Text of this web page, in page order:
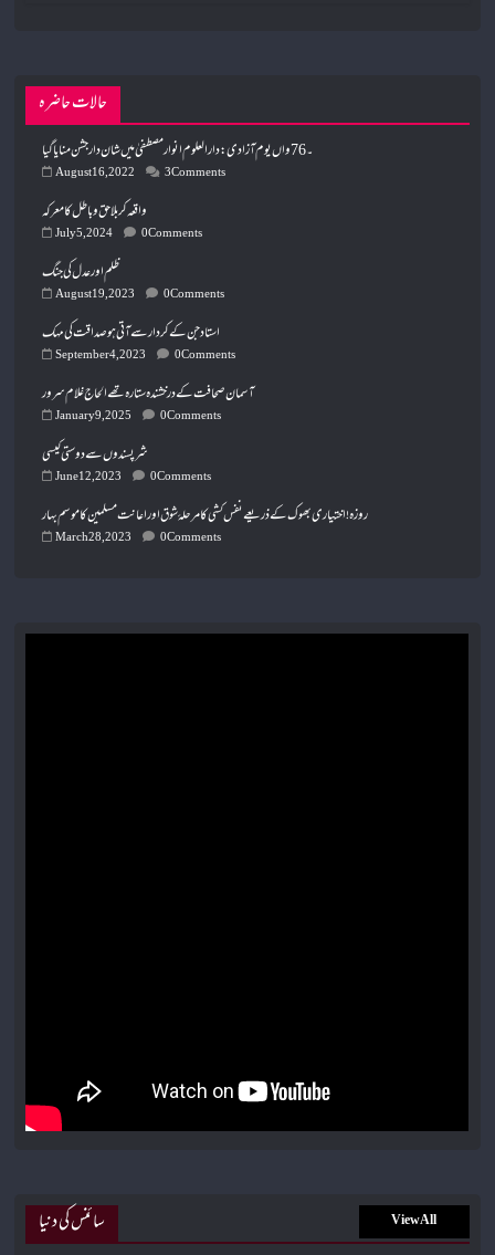
حالات حاضرہ
۔76 واں یوم آزادی: دارالعلوم انوارمصطفیٰ میں شان دار جشن منایا گیا
August 16, 2022 3 Comments
واقعہ کربلا حق و باطل کا معرکہ
July 5, 2024 0 Comments
ظلم اور عدل کی جنگ
August 19, 2023 0 Comments
استاد جن کے کردار سے آتی ہو صداقت کی مہک
September 4, 2023 0 Comments
آسمان صحافت کے درخشندہ ستارہ تھے الحاج غلام سرور
January 9, 2025 0 Comments
شرپسندوں سے دوستی کیسی
June 12, 2023 0 Comments
روزہ ! اختیاری بھوک کے ذریعے نفس کشی کا مرحلۂ شوق اور اعانت مسلمین کا موسم بہار
March 28, 2023 0 Comments
سائنس کی دنیا View All